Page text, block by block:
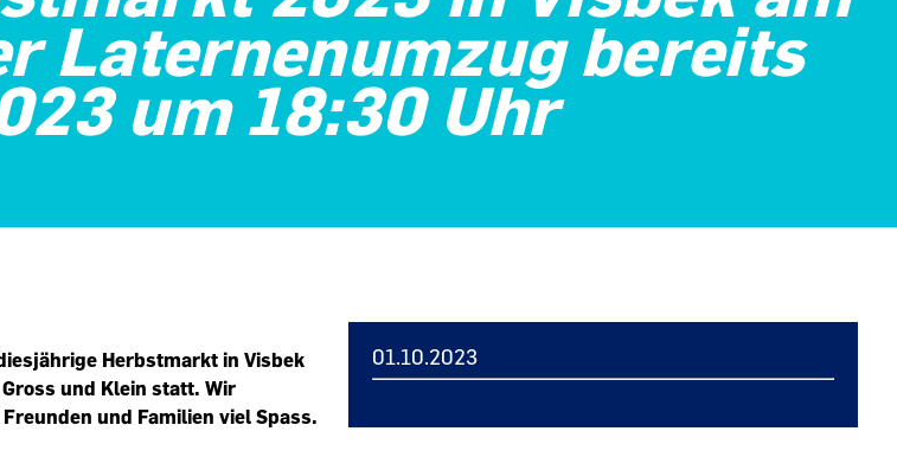
Laternenumzug bereits
um 18:30 Uhr
Herbstmarkt in Visbek
und Klein statt. Wir
und Familien viel Spass.
01.10.2023